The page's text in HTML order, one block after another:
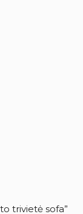
trivietė sofa”